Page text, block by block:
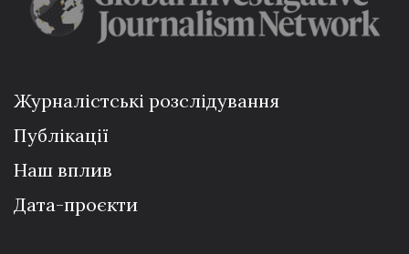
Журналістські розслідування
Публікації
Наш вплив
Дата-проєкти